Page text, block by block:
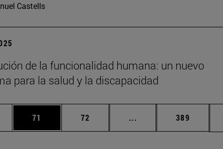
Castells
de la funcionalidad humana: un nuevo
para la salud y la discapacidad
Use TAB para desplazarse.
Página
71 Página
72 ... Páginas intermedias
Página
389